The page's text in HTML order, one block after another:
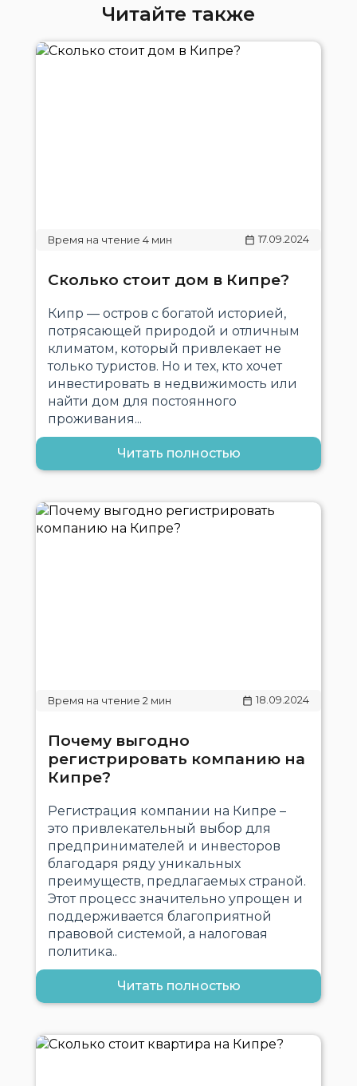
Читайте также
17.09.2024
Сколько стоит дом в Кипре?
Кипр — остров с богатой историей,
потрясающей природой и отличным
климатом, который привлекает не
только туристов. Но и тех, кто хочет
инвестировать в недвижимость или
найти дом для постоянного
проживания...
Читать полностью
18.09.2024
Почему выгодно
регистрировать компанию на
Кипре?
Регистрация компании на Кипре –
это привлекательный выбор для
предпринимателей и инвесторов
благодаря ряду уникальных
преимуществ, предлагаемых страной.
Этот процесс значительно упрощен и
поддерживается благоприятной
правовой системой, а налоговая
политика..
Читать полностью